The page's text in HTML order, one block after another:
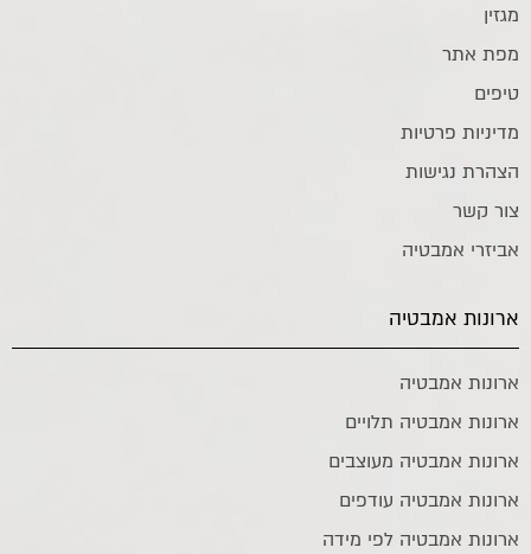
מגזין
מפת אתר
טיפים
מדיניות פרטיות
הצהרת נגישות
צור קשר
אביזרי אמבטיה
ארונות אמבטיה
ארונות אמבטיה
ארונות אמבטיה תלויים
ארונות אמבטיה מעוצבים
ארונות אמבטיה עודפים
ארונות אמבטיה לפי מידה